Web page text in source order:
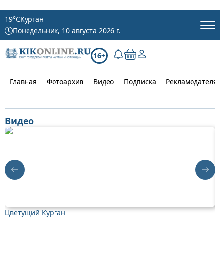
19°CКурган
Понедельник, 10 августа 2026 г.
16+
Главная Фотоархив Видео Подписка
Видео
Цветущий Курган